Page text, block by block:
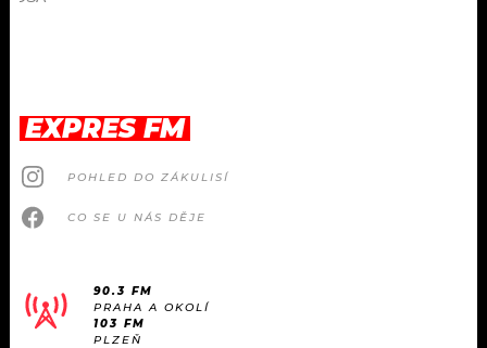
EXPRES FM
POHLED DO ZÁKULISÍ
CO SE U NÁS DĚJE
90.3 FM
PRAHA A OKOLÍ
103 FM
PLZEŇ